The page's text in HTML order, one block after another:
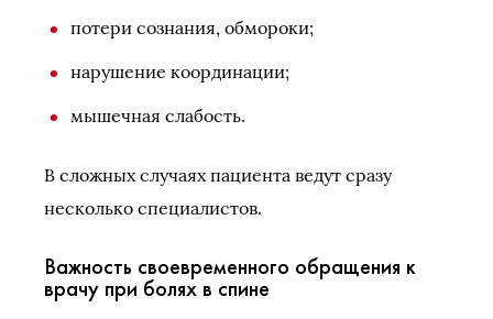
потери сознания, обмороки;
нарушение координации;
мышечная слабость.
В сложных случаях пациента ведут сразу
несколько специалистов.
Важность своевременного обращения к
врачу при болях в спине